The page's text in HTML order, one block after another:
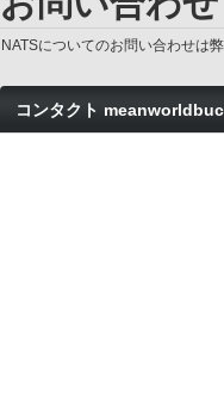
NATSについてのお問い合わせは
コンタクト